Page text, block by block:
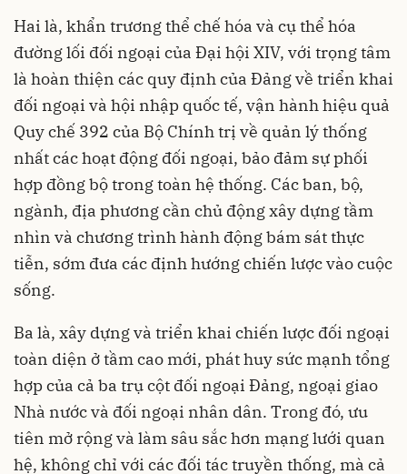
Hai là, khẩn trương thể chế hóa và cụ thể hóa
đường lối đối ngoại của Đại hội XIV, với trọng tâm
là hoàn thiện các quy định của Đảng về triển khai
đối ngoại và hội nhập quốc tế, vận hành hiệu quả
Quy chế 392 của Bộ Chính trị về quản lý thống
nhất các hoạt động đối ngoại, bảo đảm sự phối
hợp đồng bộ trong toàn hệ thống. Các ban, bộ,
ngành, địa phương cần chủ động xây dựng tầm
nhìn và chương trình hành động bám sát thực
tiễn, sớm đưa các định hướng chiến lược vào cuộc
sống.
Ba là, xây dựng và triển khai chiến lược đối ngoại
toàn diện ở tầm cao mới, phát huy sức mạnh tổng
hợp của cả ba trụ cột đối ngoại Đảng, ngoại giao
Nhà nước và đối ngoại nhân dân. Trong đó, ưu
tiên mở rộng và làm sâu sắc hơn mạng lưới quan
hệ, không chỉ với các đối tác truyền thống, mà cả